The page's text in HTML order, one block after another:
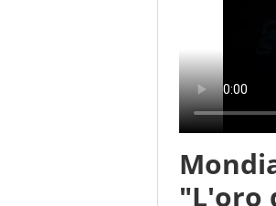
"L'oro